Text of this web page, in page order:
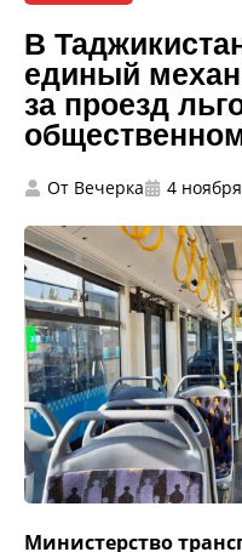
В
единый
за проезд
От Вечерка 4
Министерство